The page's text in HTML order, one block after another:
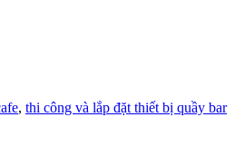
, thi công và lắp đặt thiết bị quầy bar